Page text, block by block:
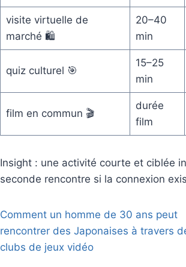
visite virtuelle de
marché 🛍️
20–40
min
quiz culturel 🎯
15–25
min
film en commun 🎬
durée
film
Insight : une activité courte et ciblée
seconde rencontre si la connexion
Comment un homme de 30 ans peut
rencontrer des Japonaises à travers
clubs de jeux vidéo